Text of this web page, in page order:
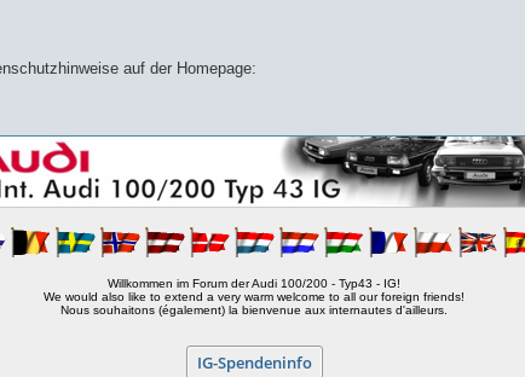
auf der Homepage:
Willkommen im Forum der Audi 100/200 - Typ43 - IG!
We would also like to extend a very warm welcome to all our foreign friends!
Nous souhaitons (également) la bienvenue aux internautes d'ailleurs.
IG-Spendeninfo